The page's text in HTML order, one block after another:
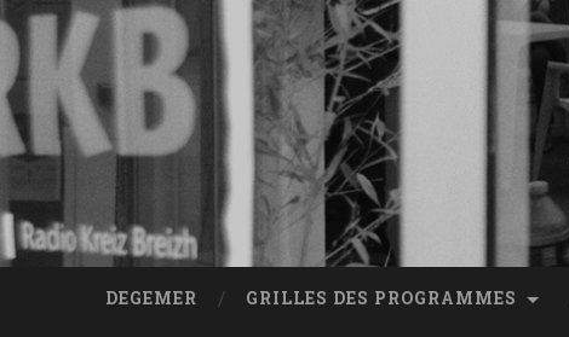
DEGEMER GRILLES DES PROGRAMMES